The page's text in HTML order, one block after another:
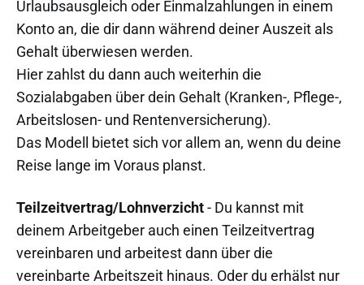
Urlaubsausgleich oder Einmalzahlungen in einem
Konto an, die dir dann während deiner Auszeit als
Gehalt überwiesen werden.
Hier zahlst du dann auch weiterhin die
Sozialabgaben über dein Gehalt (Kranken-, Pflege-,
Arbeitslosen- und Rentenversicherung).
Das Modell bietet sich vor allem an, wenn du deine
Reise lange im Voraus planst.
Teilzeitvertrag/Lohnverzicht- Du kannst mit
deinem Arbeitgeber auch einen Teilzeitvertrag
vereinbaren und arbeitest dann über die
vereinbarte Arbeitszeit hinaus. Oder du erhälst nur